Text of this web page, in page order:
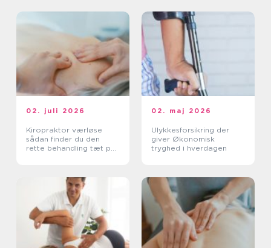
02. juli 2026
Kiropraktor værløse
sådan finder du den
rette behandling tæt på
02. maj 2026
Ulykkesforsikring der
giver Økonomisk
tryghed i hverdagen